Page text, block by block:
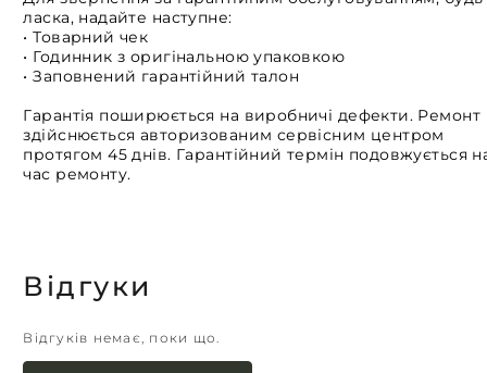
ласка, надайте наступне:
• Товарний чек
• Годинник з оригінальною упаковкою
• Заповнений гарантійний талон
Гарантія поширюється на виробничі дефекти. Ремонт
здійснюється авторизованим сервісним центром
протягом 45 днів. Гарантійний термін подовжується
час ремонту.
Відгуки
Відгуків немає, поки що.